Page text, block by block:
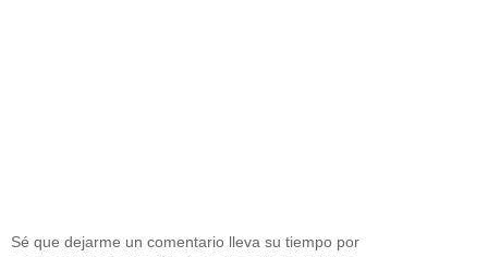
Sé que dejarme un comentario lleva su tiempo por